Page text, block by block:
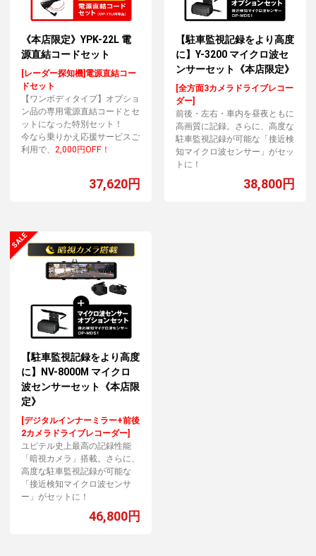
《本店限定》YPK-22L 電
源直結コードセット
[レーダー探知機]電源直結コー
ドセット
【ワンボディタイプ】オプショ
ン品の専用電源直結コードとセ
ットになった特別セット！
今なら乗りかえ応援サービスご
利用で、2,000円OFF！
37,620円
【駐車監視記録をより高度
に】Y-3200 マイクロ波セ
ンサーセット《本店限定》
[全方面3カメラドライブレコー
ダー]
前後・左右・車内を昼夜ともに
高画質に記録。さらに、高度な
駐車監視記録が可能な「接近検
知マイクロ波センサー」がセッ
トに！
38,800円
【駐車監視記録をより高度
に】NV-8000M マイクロ
波センサーセット《本店限
定》
[デジタルインナーミラー+前後
2カメラドライブレコーダー]
ユピテル史上最高の記録性能
「暗視カメラ」搭載。さらに、
高度な駐車監視記録が可能な
「接近検知マイクロ波センサ
ー」がセットに！
46,800円